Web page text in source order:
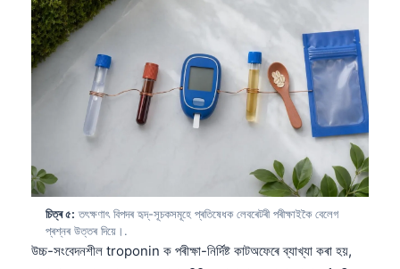
চিত্ৰ ৫: তৎক্ষণাৎ বিপদৰ হৃদ্‌-সূচকসমূহে প্ৰতিষেধক লেবৰেটৰী পৰীক্ষাইকৈ বেলেগ
প্ৰশ্নৰ উত্তৰ দিয়ে।.
উচ্চ-সংবেদনশীল troponin ক পৰীক্ষা-নিৰ্দিষ্ট কাটঅফেৰে ব্যাখ্যা কৰা হয়,